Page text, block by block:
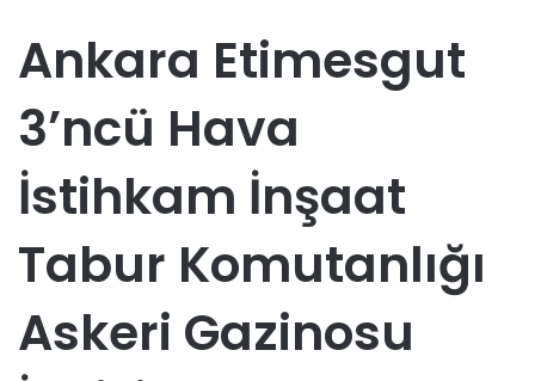
Ankara Etimesgut
3’ncü Hava
İstihkam İnşaat
Tabur Komutanlığı
Askeri Gazinosu